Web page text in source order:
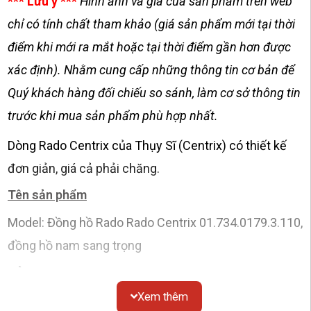
chỉ có tính chất tham khảo (giá sản phẩm mới tại thời
điểm khi mới ra mắt hoặc tại thời điểm gần hơn được
xác định). Nhằm cung cấp những thông tin cơ bản để
Quý khách hàng đối chiếu so sánh, làm cơ sở thông tin
trước khi mua sản phẩm phù hợp nhất.
Dòng Rado Centrix của Thụy Sĩ (Centrix) có thiết kế
đơn giản, giá cả phải chăng.
Tên sản phẩm
Model: Đồng hồ Rado Rado Centrix 01.734.0179.3.110,
đồng hồ nam sang trọng
Vỏ
: tròn, thép không gỉ
Xem thêm